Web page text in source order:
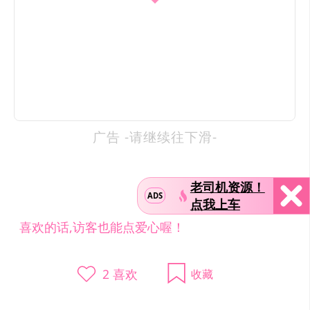
广告 -请继续往下滑-
喜欢的话,访客也能点爱心喔！
2喜欢 收藏
ADS
老司机资源！
点我上车